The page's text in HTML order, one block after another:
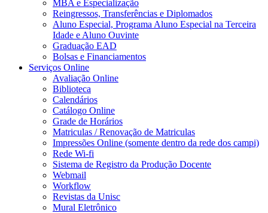
MBA e Especialização
Reingressos, Transferências e Diplomados
Aluno Especial, Programa Aluno Especial na Terceira
Idade e Aluno Ouvinte
Graduação EAD
Bolsas e Financiamentos
Serviços Online
Avaliação Online
Biblioteca
Calendários
Catálogo Online
Grade de Horários
Matriculas / Renovação de Matriculas
Impressões Online (somente dentro da rede dos campi)
Rede Wi-fi
Sistema de Registro da Produção Docente
Webmail
Workflow
Revistas da Unisc
Mural Eletrônico